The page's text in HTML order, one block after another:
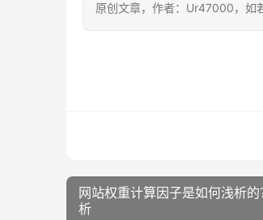
原创文章，作者：Ur47000，
网站权重计算因子是如何浅析
析